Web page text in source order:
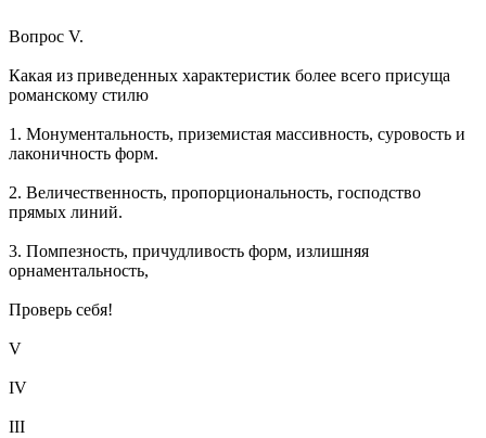
Вопрос V.
Какая из приведенных характеристик более всего присуща
романскому стилю
1. Монументальность, приземистая массивность, суровость и
лаконичность форм.
2. Величественность, пропорциональность, господство
прямых линий.
3. Помпезность, причудливость форм, излишняя
орнаментальность,
Проверь себя!
V
IV
III